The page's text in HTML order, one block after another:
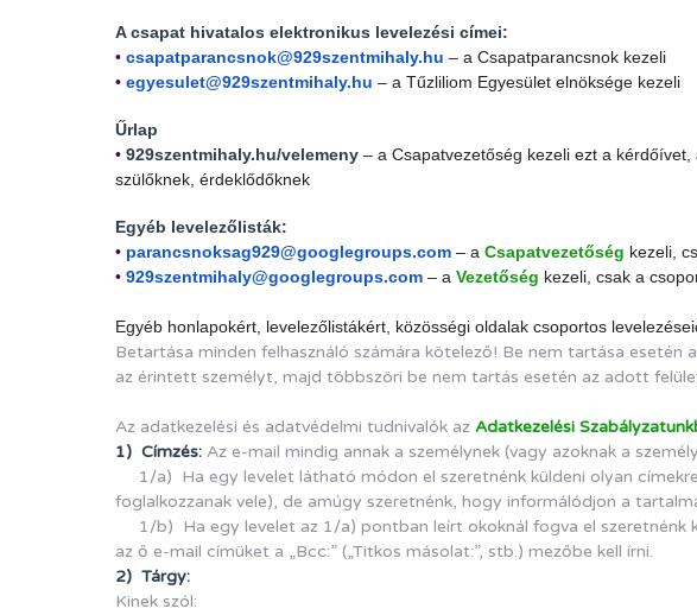
A csapat hivatalos elektronikus levelezési címei:
• csapatparancsnok@929szentmihaly.hu – a Csapatparancsnok kezeli
• egyesulet@929szentmihaly.hu – a Tűzliliom Egyesület elnöksége kezeli
Űrlap
• 929szentmihaly.hu/velemeny – a Csapatvezetőség kezeli ezt a
szülőknek, érdeklődőknek
Egyéb levelezőlisták:
• parancsnoksag929@googlegroups.com – a Csapatvezetőség kezeli,
• 929szentmihaly@googlegroups.com – a Vezetőség kezeli, csak a
Egyéb honlapokért, levelezőlistákért, közösségi oldalak csoportos
Betartása minden felhasználó számára kötelező! Be nem tartása
az érintett személyt, majd többszöri be nem tartás esetén az adott
Az adatkezelési és adatvédelmi tudnivalók az Adatkezelési
1) Címzés: Az e-mail mindig annak a személynek (vagy azoknak a
1/a) Ha egy levelet látható módon el szeretnénk küldeni olyan
foglalkozzanak vele), de amúgy szeretnénk, hogy informálódjon a
1/b) Ha egy levelet az 1/a) pontban leírt okoknál fogva el szeretnénk
az ő e-mail címüket a „Bcc:” („Titkos másolat:”, stb.) mezőbe kell írni.
2) Tárgy:
Kinek szól: